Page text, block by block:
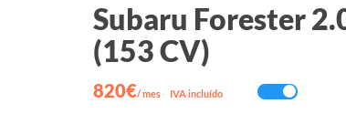
Subaru Forester
(153 CV)
820€/ mes · IVA incluído